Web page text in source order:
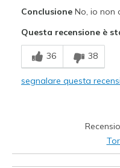
Larghezza
Taglie
Punti di vista sulle
ConclusioneNo, io non
Questa recensione è
36 38
segnalare questa